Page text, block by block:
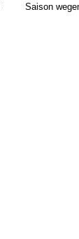
Saison